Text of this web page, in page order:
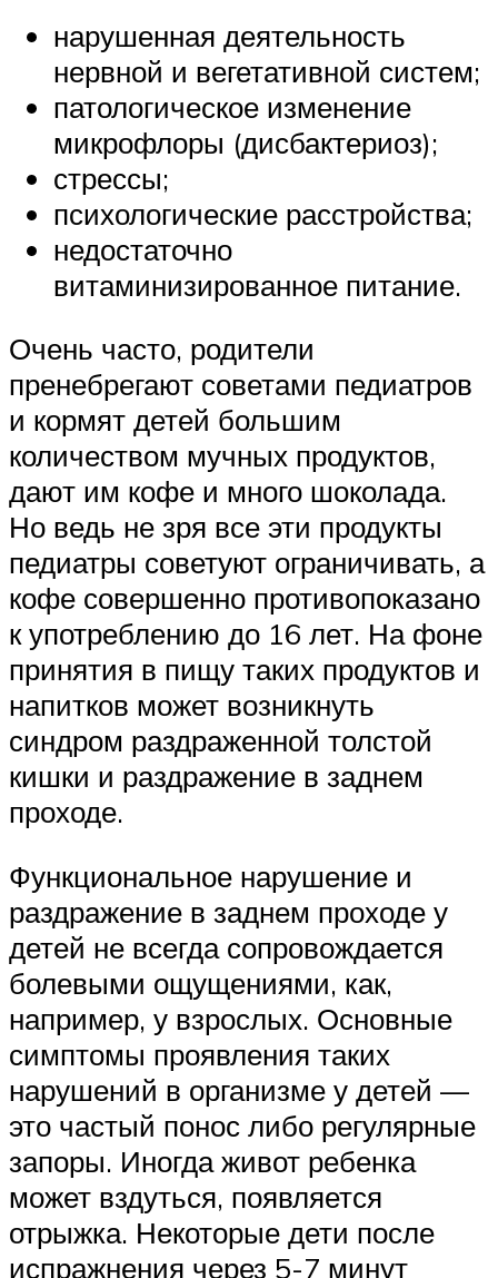
нарушенная деятельность
нервной и вегетативной систем;
патологическое изменение
микрофлоры (дисбактериоз);
стрессы;
психологические расстройства;
недостаточно
витаминизированное питание.
Очень часто, родители
пренебрегают советами педиатров
и кормят детей большим
количеством мучных продуктов,
дают им кофе и много шоколада.
Но ведь не зря все эти продукты
педиатры советуют ограничивать, а
кофе совершенно противопоказано
к употреблению до 16 лет. На фоне
принятия в пищу таких продуктов и
напитков может возникнуть
синдром раздраженной толстой
кишки и раздражение в заднем
проходе.
Функциональное нарушение и
раздражение в заднем проходе у
детей не всегда сопровождается
болевыми ощущениями, как,
например, у взрослых. Основные
симптомы проявления таких
нарушений в организме у детей —
это частый понос либо регулярные
запоры. Иногда живот ребенка
может вздуться, появляется
отрыжка. Некоторые дети после
испражнения через 5-7 минут